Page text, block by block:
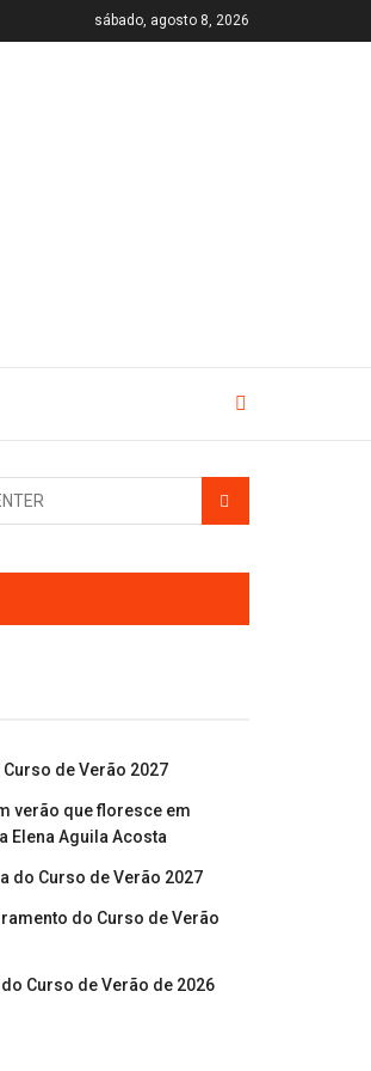
sábado, agosto 8, 2026
de Verão 2027
verão que floresce em
Elena Aguila Acosta
do Curso de Verão 2027
do Curso de Verão
Curso de Verão de 2026